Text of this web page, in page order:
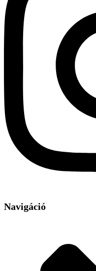
Navigáció